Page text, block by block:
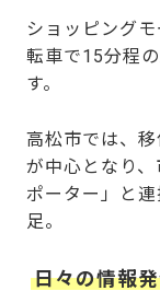
ショッピング
転車で15分程
す。
高松市では、移
が中心となり
ポーター」と
足。
日々の情報